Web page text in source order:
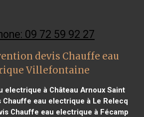
09 72 59 92 27
devis Chauffe eau
Villefontaine
electrique à Château Arnoux Saint
Chauffe eau electrique à Le Relecq
Chauffe eau electrique à Fécamp